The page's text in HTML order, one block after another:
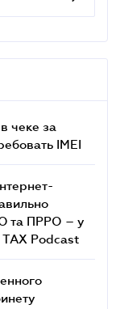
чеке за
IMEI
та ПРРО – у
Podcast